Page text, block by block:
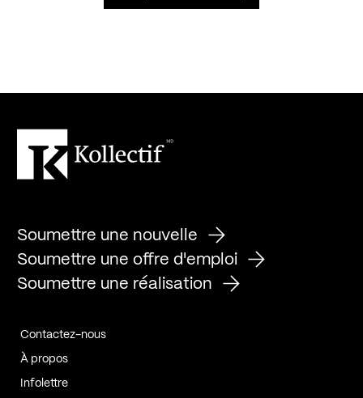
Soumettre une nouvelle
Soumettre une offre d'emploi
Soumettre une réalisation
Contactez-nous
À propos
Infolettre